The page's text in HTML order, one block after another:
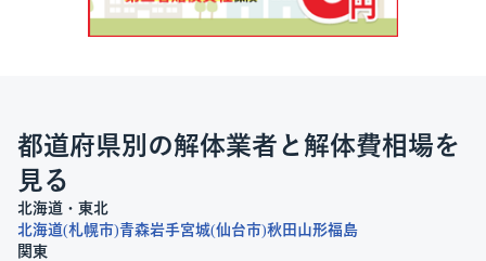
都道府県別の解体業者と解体費相場を
見る
北海道・東北
北海道 札幌市 青森岩手宮城 仙台市 秋田 山形福島
関東